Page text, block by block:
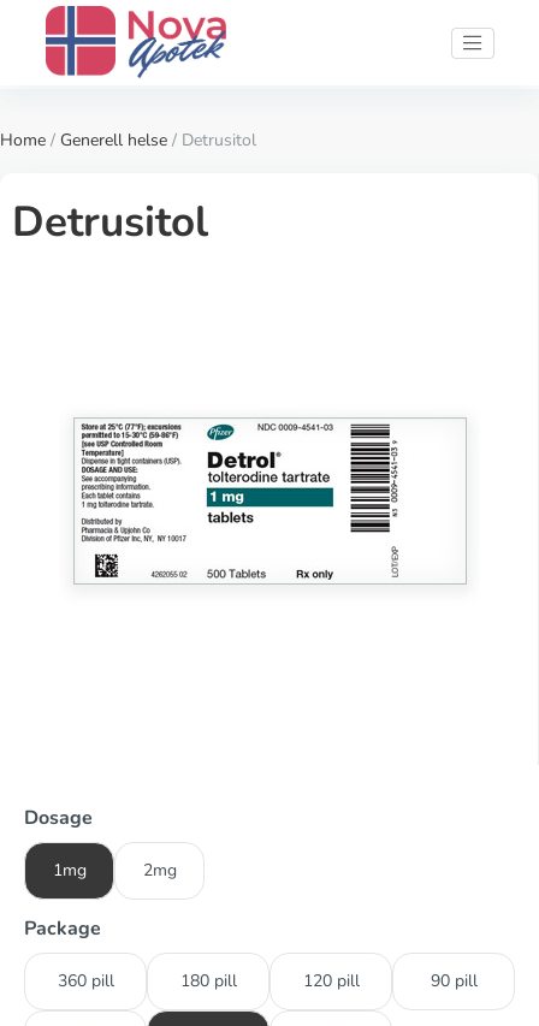
Home / Generell helse / Detrusitol
Detrusitol
Dosage
1mg 2mg
Package
360 pill 180 pill 120 pill 90 pill